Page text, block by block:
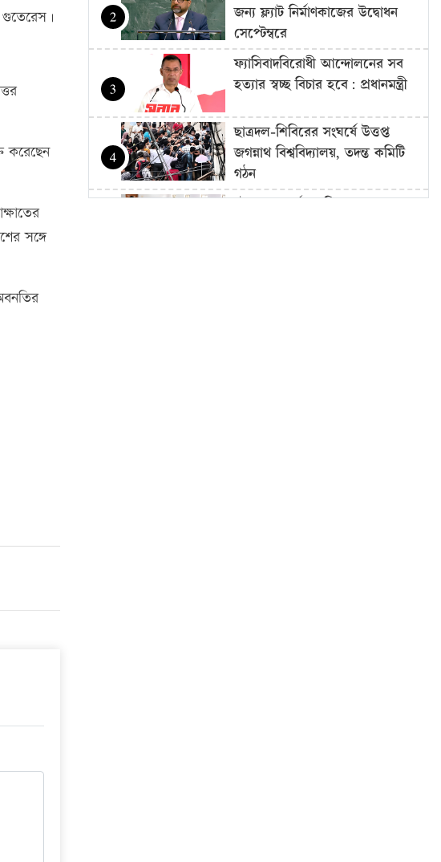
গুতেরেস।
করেছেন
সঙ্গে
2
জন্য ফ্ল্যাট নির্মাণকাজের উদ্বোধন
সেপ্টেম্বরে
3
ফ্যাসিবাদবিরোধী আন্দোলনের সব
হত্যার স্বচ্ছ বিচার হবে: প্রধানমন্ত্রী
4
ছাত্রদল-শিবিরের সংঘর্ষে উত্তপ্ত
জগন্নাথ বিশ্ববিদ্যালয়, তদন্ত কমিটি
গঠন
চট্টগ্রাম বোর্ডের স্থগিত হওয়া